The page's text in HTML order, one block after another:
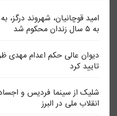
امید قوچانیان، شهروند
به ۵ سال زندان محکوم شد
دیوان عالی حکم اعدام مهدی
تایید کرد
شلیک از سینما فردیس و
انقلاب ملی در البرز